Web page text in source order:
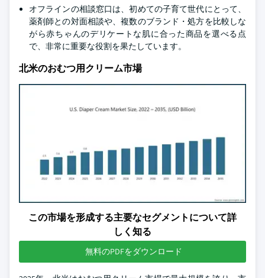
オフラインの相談窓口は、初めての子育て世代にとって、
薬剤師との対面相談や、複数のブランド・処方を比較しな
がら赤ちゃんのデリケートな肌に合った商品を選べる点
で、非常に重要な役割を果たしています。
北米のおむつ用クリーム市場
この市場を形成する主要なセグメントについて詳
しく知る
無料のPDFをダウンロード